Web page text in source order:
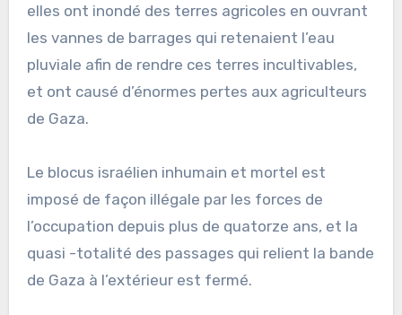
elles ont inondé des terres agricoles en ouvrant
les vannes de barrages qui retenaient l’eau
pluviale afin de rendre ces terres incultivables,
et ont causé d’énormes pertes aux agriculteurs
de Gaza.
Le blocus israélien inhumain et mortel est
imposé de façon illégale par les forces de
l’occupation depuis plus de quatorze ans, et la
quasi -totalité des passages qui relient la bande
de Gaza à l’extérieur est fermé.